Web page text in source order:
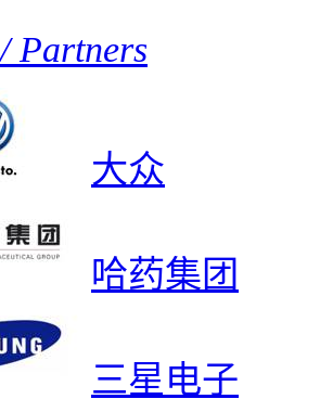
/ Partners
大众
哈药集团
三星电子